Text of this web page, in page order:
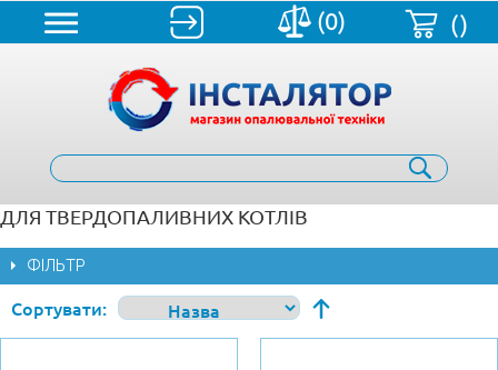
(0) ()
ДЛЯ ТВЕРДОПАЛИВНИХ КОТЛІВ
ФІЛЬТР
Сортувати